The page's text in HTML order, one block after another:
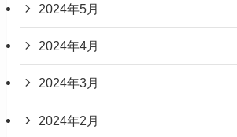
2024年5月
2024年4月
2024年3月
2024年2月